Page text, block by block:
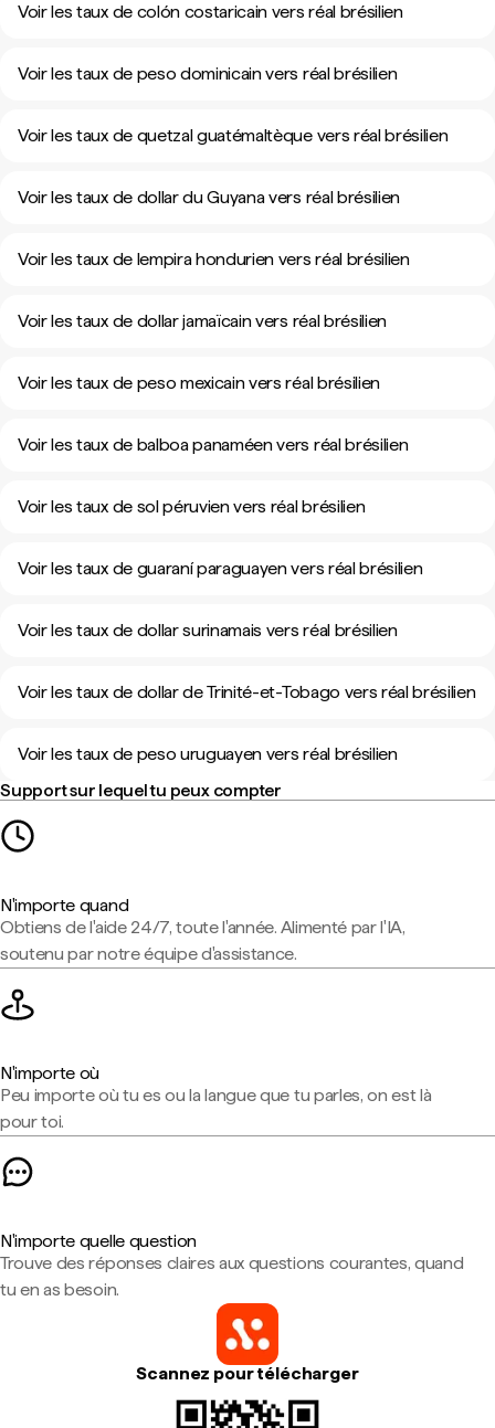
Voir les taux de colón costaricain vers réal brésilien
Voir les taux de peso dominicain vers réal brésilien
Voir les taux de quetzal guatémaltèque vers réal brésilien
Voir les taux de dollar du Guyana vers réal brésilien
Voir les taux de lempira hondurien vers réal brésilien
Voir les taux de dollar jamaïcain vers réal brésilien
Voir les taux de peso mexicain vers réal brésilien
Voir les taux de balboa panaméen vers réal brésilien
Voir les taux de sol péruvien vers réal brésilien
Voir les taux de guaraní paraguayen vers réal brésilien
Voir les taux de dollar surinamais vers réal brésilien
Voir les taux de dollar de Trinité-et-Tobago vers réal brésilien
Voir les taux de peso uruguayen vers réal brésilien
Support sur lequel tu peux compter
N'importe quand
Obtiens de l'aide 24/7, toute l'année. Alimenté par l'IA,
soutenu par notre équipe d'assistance.
N'importe où
Peu importe où tu es ou la langue que tu parles, on est là
pour toi.
N'importe quelle question
Trouve des réponses claires aux questions courantes, quand
tu en as besoin.
Scannez pour télécharger